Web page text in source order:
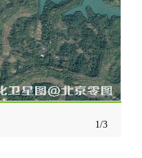
1/3